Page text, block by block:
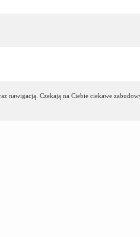
nawigacją. Czekają na Ciebie ciekawe